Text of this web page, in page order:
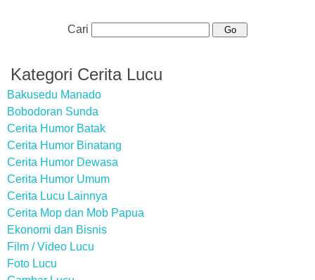
Cari
Kategori Cerita Lucu
Bakusedu Manado
Bobodoran Sunda
Cerita Humor Batak
Cerita Humor Binatang
Cerita Humor Dewasa
Cerita Humor Umum
Cerita Lucu Lainnya
Cerita Mop dan Mob Papua
Ekonomi dan Bisnis
Film / Video Lucu
Foto Lucu